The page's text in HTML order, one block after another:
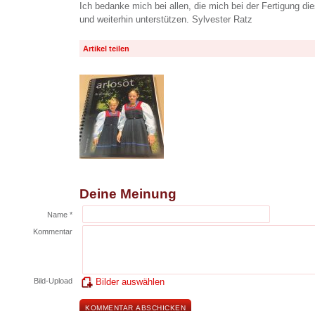
Ich bedanke mich bei allen, die mich bei der Fertigung
und weiterhin unterstützen. Sylvester Ratz
Artikel teilen
Deine Meinung
Name *
Kommentar
Bild-Upload Bilder auswählen